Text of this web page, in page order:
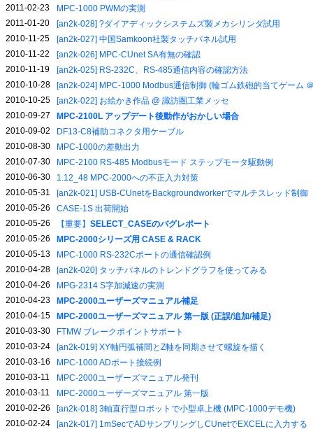
2011-02-23
MPC-1000 PWMの実測
2011-01-20
[an2k-028] ?ダイアディックシステムズ製メカシリンダ試用
2010-11-25
[an2k-027] 中国Samkoon社製タッチパネル試用
2010-11-22
[an2k-026] MPC-CUnet SA有無の確認
2010-11-19
[an2k-025] RS-232C、RS-485通信内容の確認方法
2010-10-28
[an2k-024] MPC-1000 Modbus通信制御 (輪ゴム鉄砲的当てゲーム
2010-10-25
[an2k-022] お絵かき作品 @ 諏訪圏工業メッセ
2010-09-27
MPC-2100L アップデート後動作がおかしい場合
2010-09-02
DF13-C8補助コネクタ用ケーブル
2010-08-30
MPC-1000の差動出力
2010-07-30
MPC-2100 RS-485 Modbusモード ステップモータ駆動例
2010-06-30
1.12_48 MPC-2000への不正入力対策
2010-05-31
[an2k-021] USB-CUnetをBackgroundworkerでマルチスレッド制御
2010-05-26
CASE-1S 出荷開始
2010-05-26
【重要】 SELECT_CASEのバグレポート
2010-05-26
MPC-2000シリーズ用 CASE & RACK
2010-05-13
MPC-1000 RS-232Cポートの通信確認例
2010-04-28
[an2k-020] タッチパネルのトレンドグラフを使ってみる
2010-04-26
MPG-2314 S字加減速の実測
2010-04-23
MPC-2000ユーザーズマニュアル補足
2010-04-15
MPC-2000ユーザーズマニュアル 第一版 (正誤/追加/補足)
2010-03-30
FTMW ブレークポイントサポート
2010-03-24
[an2k-019] XY軸円弧補間とZ軸を同期させて螺旋を描く
2010-03-16
MPC-1000 ADポート接続例
2010-03-11
MPC-2000ユーザーズマニュアル発刊
2010-03-11
MPC-2000ユーザーズマニュアル 第一版
2010-02-26
[an2k-018] 3軸直行型ロボットで小型卓上機 (MPC-1000デモ機)
2010-02-24
[an2k-017] 1mSecでADサンプリングしCUnetでEXCELに入力する